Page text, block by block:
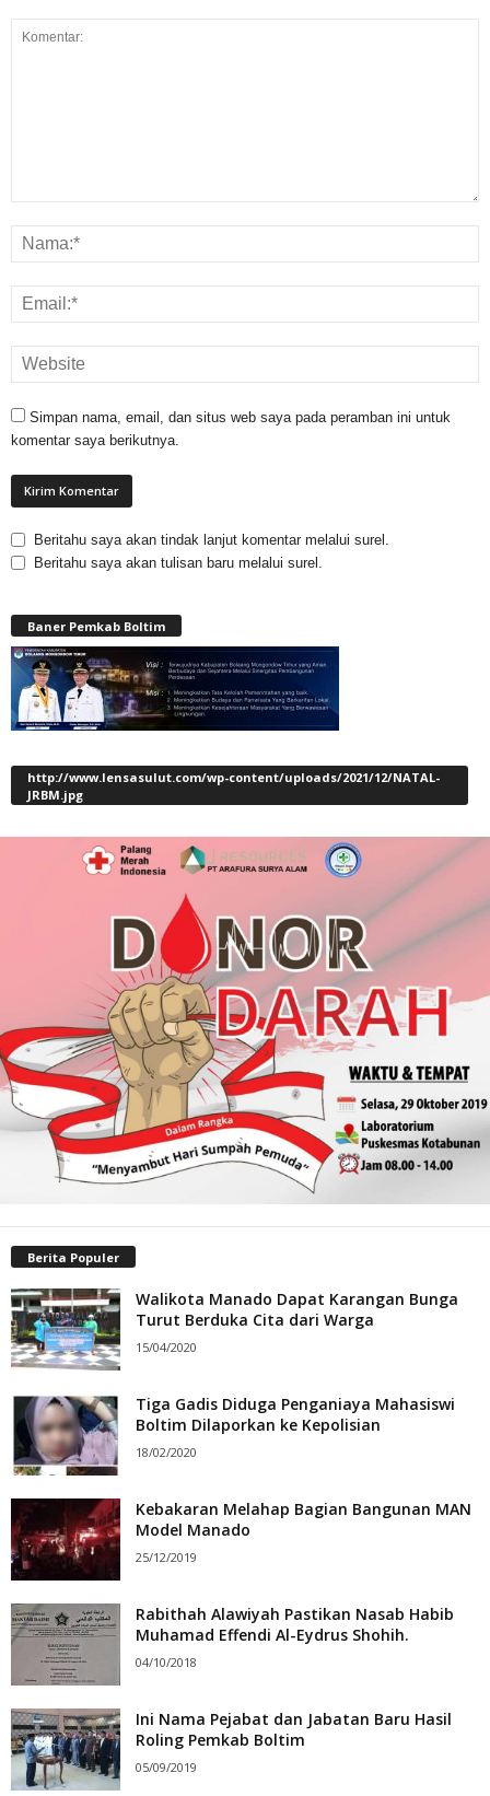
Simpan nama, email, dan situs web saya pada peramban ini untuk
komentar saya berikutnya.
Beritahu saya akan tindak lanjut komentar melalui surel.
Beritahu saya akan tulisan baru melalui surel.
Baner Pemkab Boltim
http://www.lensasulut.com/wp-content/uploads/2021/12/NATAL-
JRBM.jpg
Berita Populer
Walikota Manado Dapat Karangan Bunga
Turut Berduka Cita dari Warga
15/04/2020
Tiga Gadis Diduga Penganiaya Mahasiswi
Boltim Dilaporkan ke Kepolisian
18/02/2020
Kebakaran Melahap Bagian Bangunan MAN
Model Manado
25/12/2019
Rabithah Alawiyah Pastikan Nasab Habib
Muhamad Effendi Al-Eydrus Shohih.
04/10/2018
Ini Nama Pejabat dan Jabatan Baru Hasil
Roling Pemkab Boltim
05/09/2019